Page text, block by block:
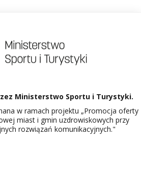
Ministerstwo Sportu i Turystyki.
w ramach projektu „Promocja oferty
miast i gmin uzdrowiskowych przy
rozwiązań komunikacyjnych."